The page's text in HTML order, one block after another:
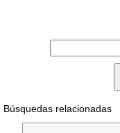
Búsquedas relacionadas